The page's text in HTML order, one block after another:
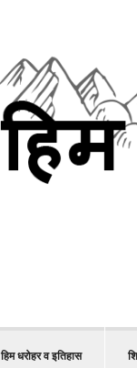
हिम धरोहर व इतिहास